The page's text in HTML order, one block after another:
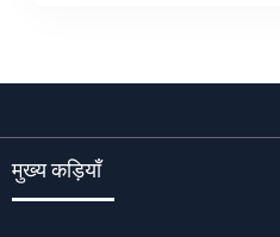
मुख्य कड़ियाँ